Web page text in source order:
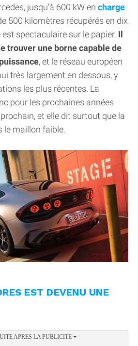
jusqu'à 600 kW en charge
500 kilomètres récupérés en dix
spectaculaire sur le papier. Il
trouver une borne capable de
, et le réseau européen
très largement en dessous, y
les plus récentes. La
pour les prochaines années
et elle dit surtout que la
le maillon faible.
EST DEVENU UNE